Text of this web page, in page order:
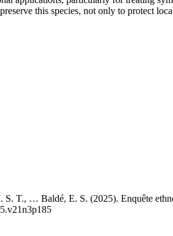
this species, not only to protect
T., … Baldé, E. S. (2025). Enquête